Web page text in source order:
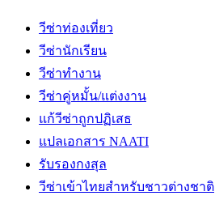
วีซ่าท่องเที่ยว
วีซ่านักเรียน
วีซ่าทำงาน
วีซ่าคู่หมั้น/แต่งงาน
แก้วีซ่าถูกปฏิเสธ
แปลเอกสาร NAATI
รับรองกงสุล
วีซ่าเข้าไทยสำหรับชาวต่างชาติ